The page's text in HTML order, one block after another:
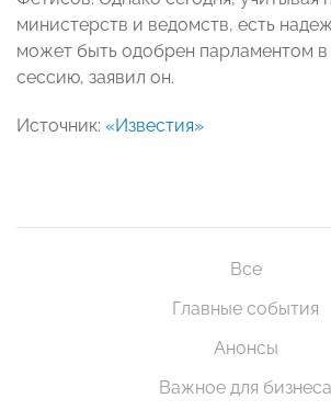
министерств и ведомств, есть
может быть одобрен парламентом
сессию, заявил он.
Источник: «Известия»
Все
Главные события
Анонсы
Важное для бизнеса